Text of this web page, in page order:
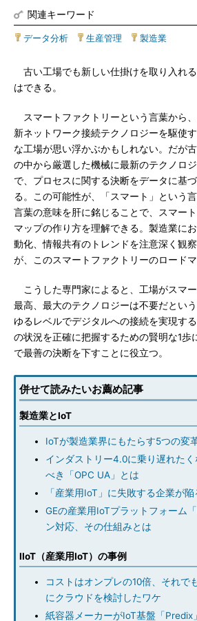
関連キーワード
データ分析 生産管理 製造業
古い工場でも新しい仕掛けを取り入れる
はできる。
スマートファクトリーという言葉から
新ネットワーク接続テクノロジーを駆使
な工場が思い浮かぶかもしれない。だが
の中から厳選した機械に最新のテクノロ
で、プロセスに関する決断をデータに基
る。この可能性が、「スマート」という
言葉の意味を肝に銘じることで、スマー
マップの作り方を理解できる。製造業に
動化、情報共有のトレンドを注意深く観
が、このスマートファクトリーのロード
こうした専門家によると、工場がスマー
最高、最大のテクノロジーは不要だとい
ゆるレベルでデジタルへの接続を実現す
の状況を正確に把握するための賢明な1歩
で最善の決断を下すことに役立つ。
併せて読みたいお薦め記事
製造業とIoT
IoTが製造業界にもたらす5つの変
インダストリー4.0に乗り遅れた
べき「OPC UA」とは
「産業用IoT」に失敗する企業が
GEの産業用IoTプラットフォーム
ン対応、その仕組みとは
IIoT（産業用IoT）の事例
コストはオンプレの10倍、それで
にクラウドを検討したワケ
紙容器メーカーがIoT基盤「Predix